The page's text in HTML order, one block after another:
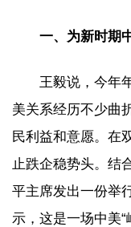
一、为新时期
王毅说，今年
美关系经历不少曲
民利益和意愿。在
止跌企稳势头。结
平主席发出一份举
示，这是一场中美